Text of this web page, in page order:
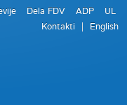
Dela FDV ADP
UL
Kontakti
English